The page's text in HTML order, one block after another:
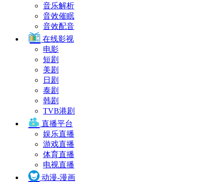
音乐解析
音效催眠
音效配音
在线影视
电影
短剧
美剧
日剧
泰剧
韩剧
TVB港剧
直播平台
娱乐直播
游戏直播
体育直播
电视直播
动漫-漫画